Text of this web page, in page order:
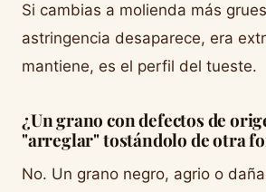
Si cambias a molienda más
astringencia desaparece, era
mantiene, es el perfil del tueste.
¿Un grano con defectos de
"arreglar" tostándolo de otra
No. Un grano negro, agrio o